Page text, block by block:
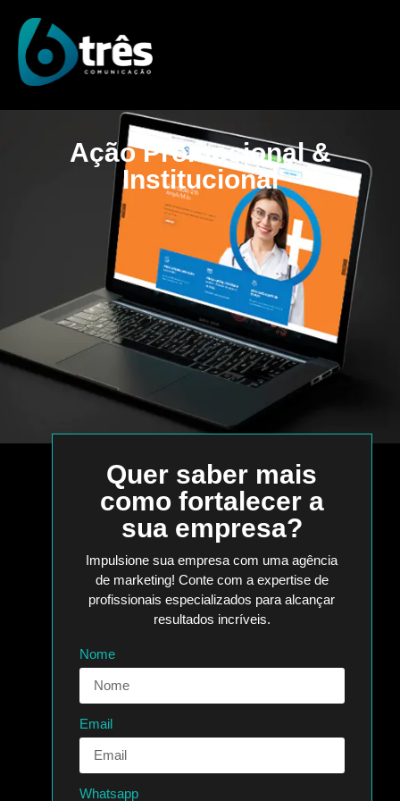
Ação Promocional &
Institucional
Quer saber mais
como fortalecer a
sua empresa?
Impulsione sua empresa com uma agência
de marketing! Conte com a expertise de
profissionais especializados para alcançar
resultados incríveis.
Nome
Email
Whatsapp